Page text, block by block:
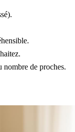
nombre de proches.